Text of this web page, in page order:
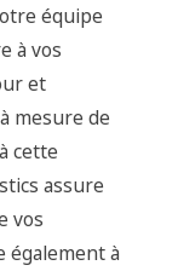
équipe
à vos
et
mesure de
cette
assure
vos
également à